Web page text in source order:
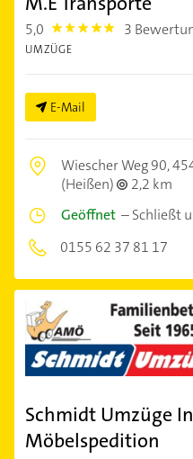
5,0 5.0 3
UMZÜGE
E-Mail
Wiescher Weg 90,
(Heißen)
2,2 km
Geöffnet –Schließt
0155 62 37 81 17
Schmidt Umzüge
Möbelspedition